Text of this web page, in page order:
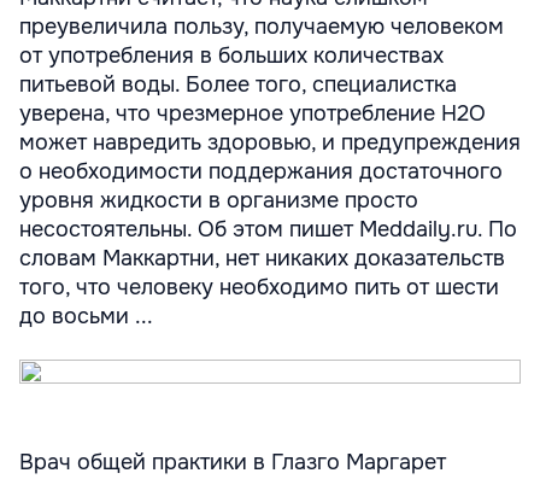
преувеличила пользу, получаемую человеком
от употребления в больших количествах
питьевой воды. Более того, специалистка
уверена, что чрезмерное употребление H2O
может навредить здоровью, и предупреждения
о необходимости поддержания достаточного
уровня жидкости в организме просто
несостоятельны. Об этом пишет Meddaily.ru. По
словам Маккартни, нет никаких доказательств
того, что человеку необходимо пить от шести
до восьми ...
Врач общей практики в Глазго Маргарет